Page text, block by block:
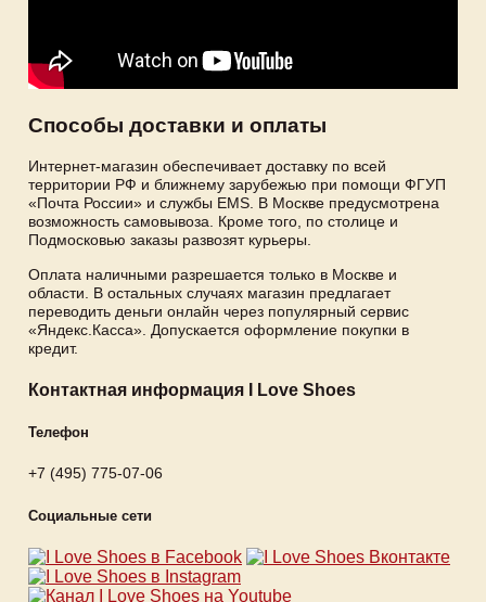
Способы доставки и оплаты
Интернет-магазин обеспечивает доставку по всей
территории РФ и ближнему зарубежью при помощи ФГУП
«Почта России» и службы EMS. В Москве предусмотрена
возможность самовывоза. Кроме того, по столице и
Подмосковью заказы развозят курьеры.
Оплата наличными разрешается только в Москве и
области. В остальных случаях магазин предлагает
переводить деньги онлайн через популярный сервис
«Яндекс.Касса». Допускается оформление покупки в
кредит.
Контактная информация I Love Shoes
Телефон
+7 (495) 775-07-06
Социальные сети